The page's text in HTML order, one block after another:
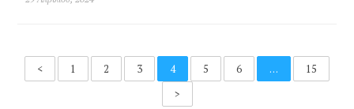
< 1 2 3 4 5 6 …
15
>